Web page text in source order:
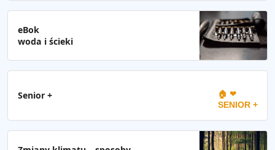
eBok
woda i ścieki
Senior + 🏠 ❤
SENIOR +